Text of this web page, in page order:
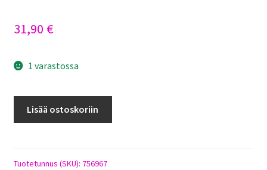
31,90 €
1 varastossa
VUORILLA
Lisää ostoskoriin
Tuotetunnus (SKU): 756967